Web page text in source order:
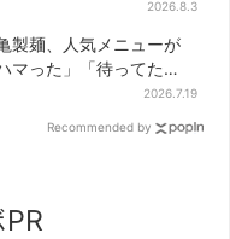
2026.8.3
製麺、人気メニューが
マった」「待ってた
2026.7.19
Recommended by